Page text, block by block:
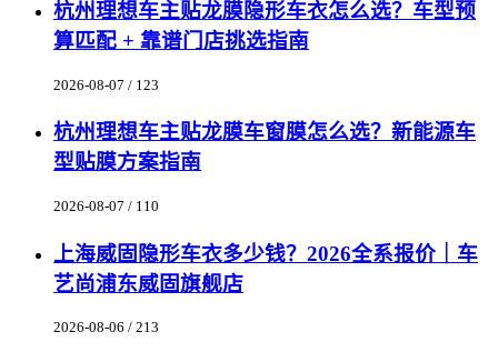
杭州理想车主贴龙膜隐形车衣怎么选？车型预
算匹配 + 靠谱门店挑选指南
2026-08-07 / 123
杭州理想车主贴龙膜车窗膜怎么选？新能源车
型贴膜方案指南
2026-08-07 / 110
上海威固隐形车衣多少钱？2026全系报价｜车
艺尚浦东威固旗舰店
2026-08-06 / 213